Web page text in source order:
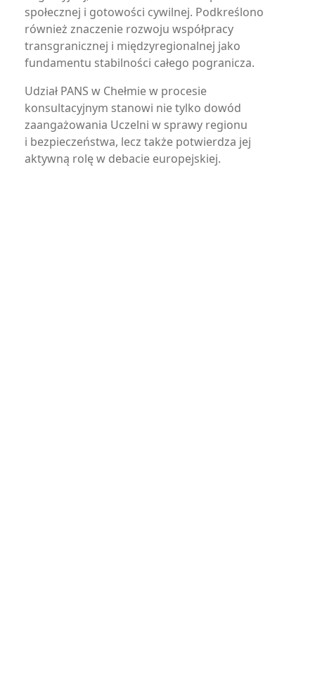
społecznej i gotowości cywilnej. Podkreślono
również znaczenie rozwoju współpracy
transgranicznej i międzyregionalnej jako
fundamentu stabilności całego pogranicza.
Udział PANS w Chełmie w procesie
konsultacyjnym stanowi nie tylko dowód
zaangażowania Uczelni w sprawy regionu
i bezpieczeństwa, lecz także potwierdza jej
aktywną rolę w debacie europejskiej.